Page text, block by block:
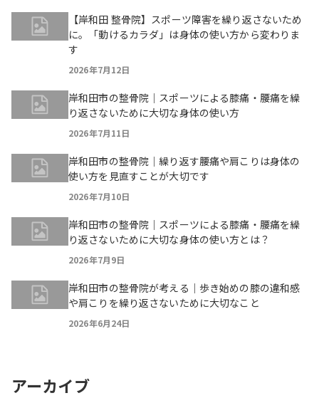
【岸和田 整骨院】スポーツ障害を繰り返さないため
に。「動けるカラダ」は身体の使い方から変わりま
す
2026年7月12日
岸和田市の整骨院｜スポーツによる膝痛・腰痛を繰
り返さないために大切な身体の使い方
2026年7月11日
岸和田市の整骨院｜繰り返す腰痛や肩こりは身体の
使い方を見直すことが大切です
2026年7月10日
岸和田市の整骨院｜スポーツによる膝痛・腰痛を繰
り返さないために大切な身体の使い方とは？
2026年7月9日
岸和田市の整骨院が考える｜歩き始めの膝の違和感
や肩こりを繰り返さないために大切なこと
2026年6月24日
アーカイブ